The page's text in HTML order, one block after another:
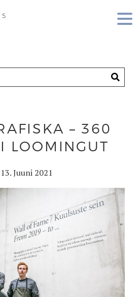
– 360
LOOMINGUT
13. Juuni 2021